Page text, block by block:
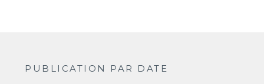
PUBLICATION PAR DATE